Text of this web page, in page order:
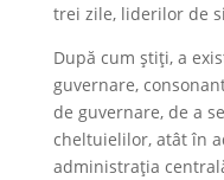
trei zile, liderilor de
După cum știți, a
guvernare,
de guvernare, de a
cheltuielilor, atât în
administrația